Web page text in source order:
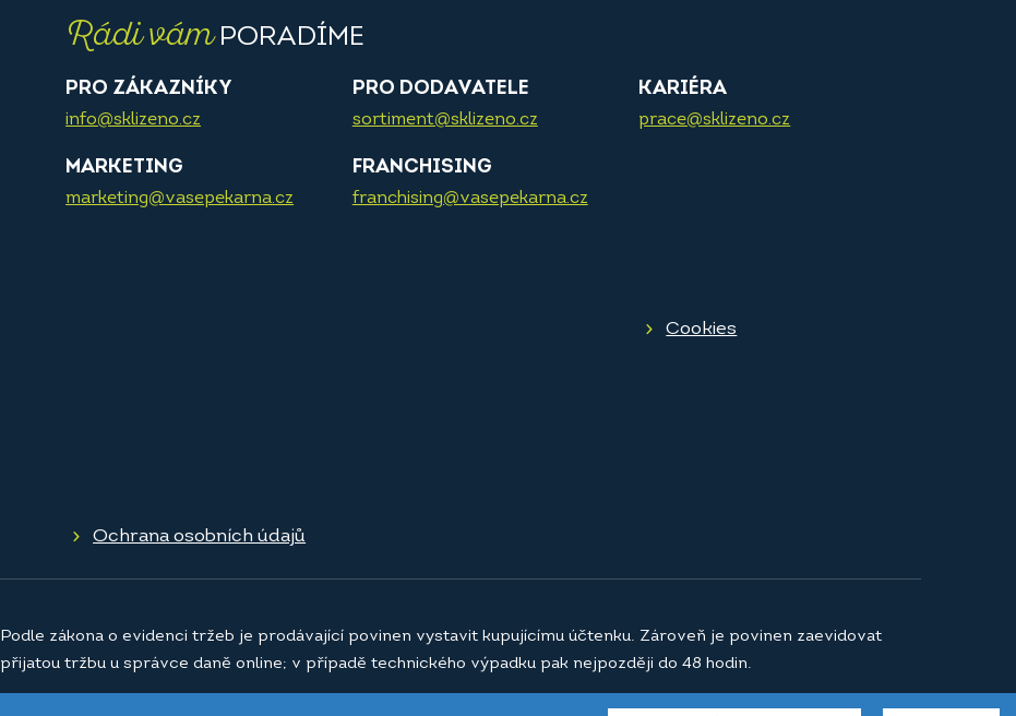
Rádi vámPORADÍME
PRO ZÁKAZNÍKY
info@sklizeno.cz
PRO DODAVATELE
sortiment@sklizeno.cz
KARIÉRA
prace@sklizeno.cz
MARKETING
marketing@vasepekarna.cz
FRANCHISING
franchising@vasepekarna.cz
Cookies
Ochrana osobních údajů
Podle zákona o evidenci tržeb je prodávající povinen vystavit kupujícímu účtenku. Zároveň je povinen zaevidovat
přijatou tržbu u správce daně online; v případě technického výpadku pak nejpozději do 48 hodin.